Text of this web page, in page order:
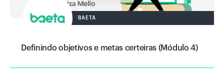
BAETA
Definindo objetivos e metas certeiras (Módulo 4)